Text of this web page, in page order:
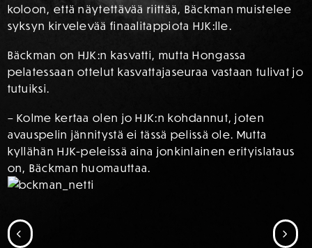
koloon, että näytettävää riittää, Bäckman muistelee
syksyn kirvelevää finaalitappiota HJK:lle.
Bäckman on HJK:n kasvatti, mutta Hongassa
pelatessaan ottelut kasvattajaseuraa vastaan tulivat jo
tutuiksi.
– Kolme kertaa olen jo HJK:n kohdannut, joten
avauspelin jännitystä ei tässä pelissä ole. Mutta
kyllähän HJK-peleissä aina jonkinlainen erityislataus
on, Bäckman huomauttaa.
SIIRRY EDELLISEEN